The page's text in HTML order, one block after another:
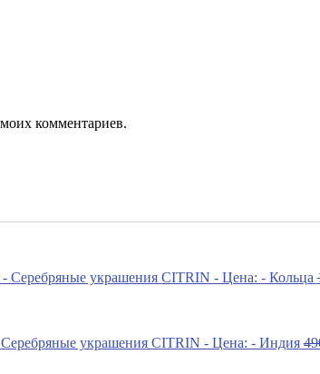
комментариев.